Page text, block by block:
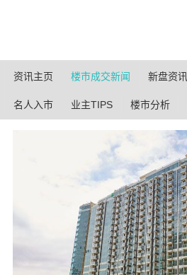
资讯主页 楼市成交新闻 新盘资讯
名人入市 业主TIPS 楼市分析